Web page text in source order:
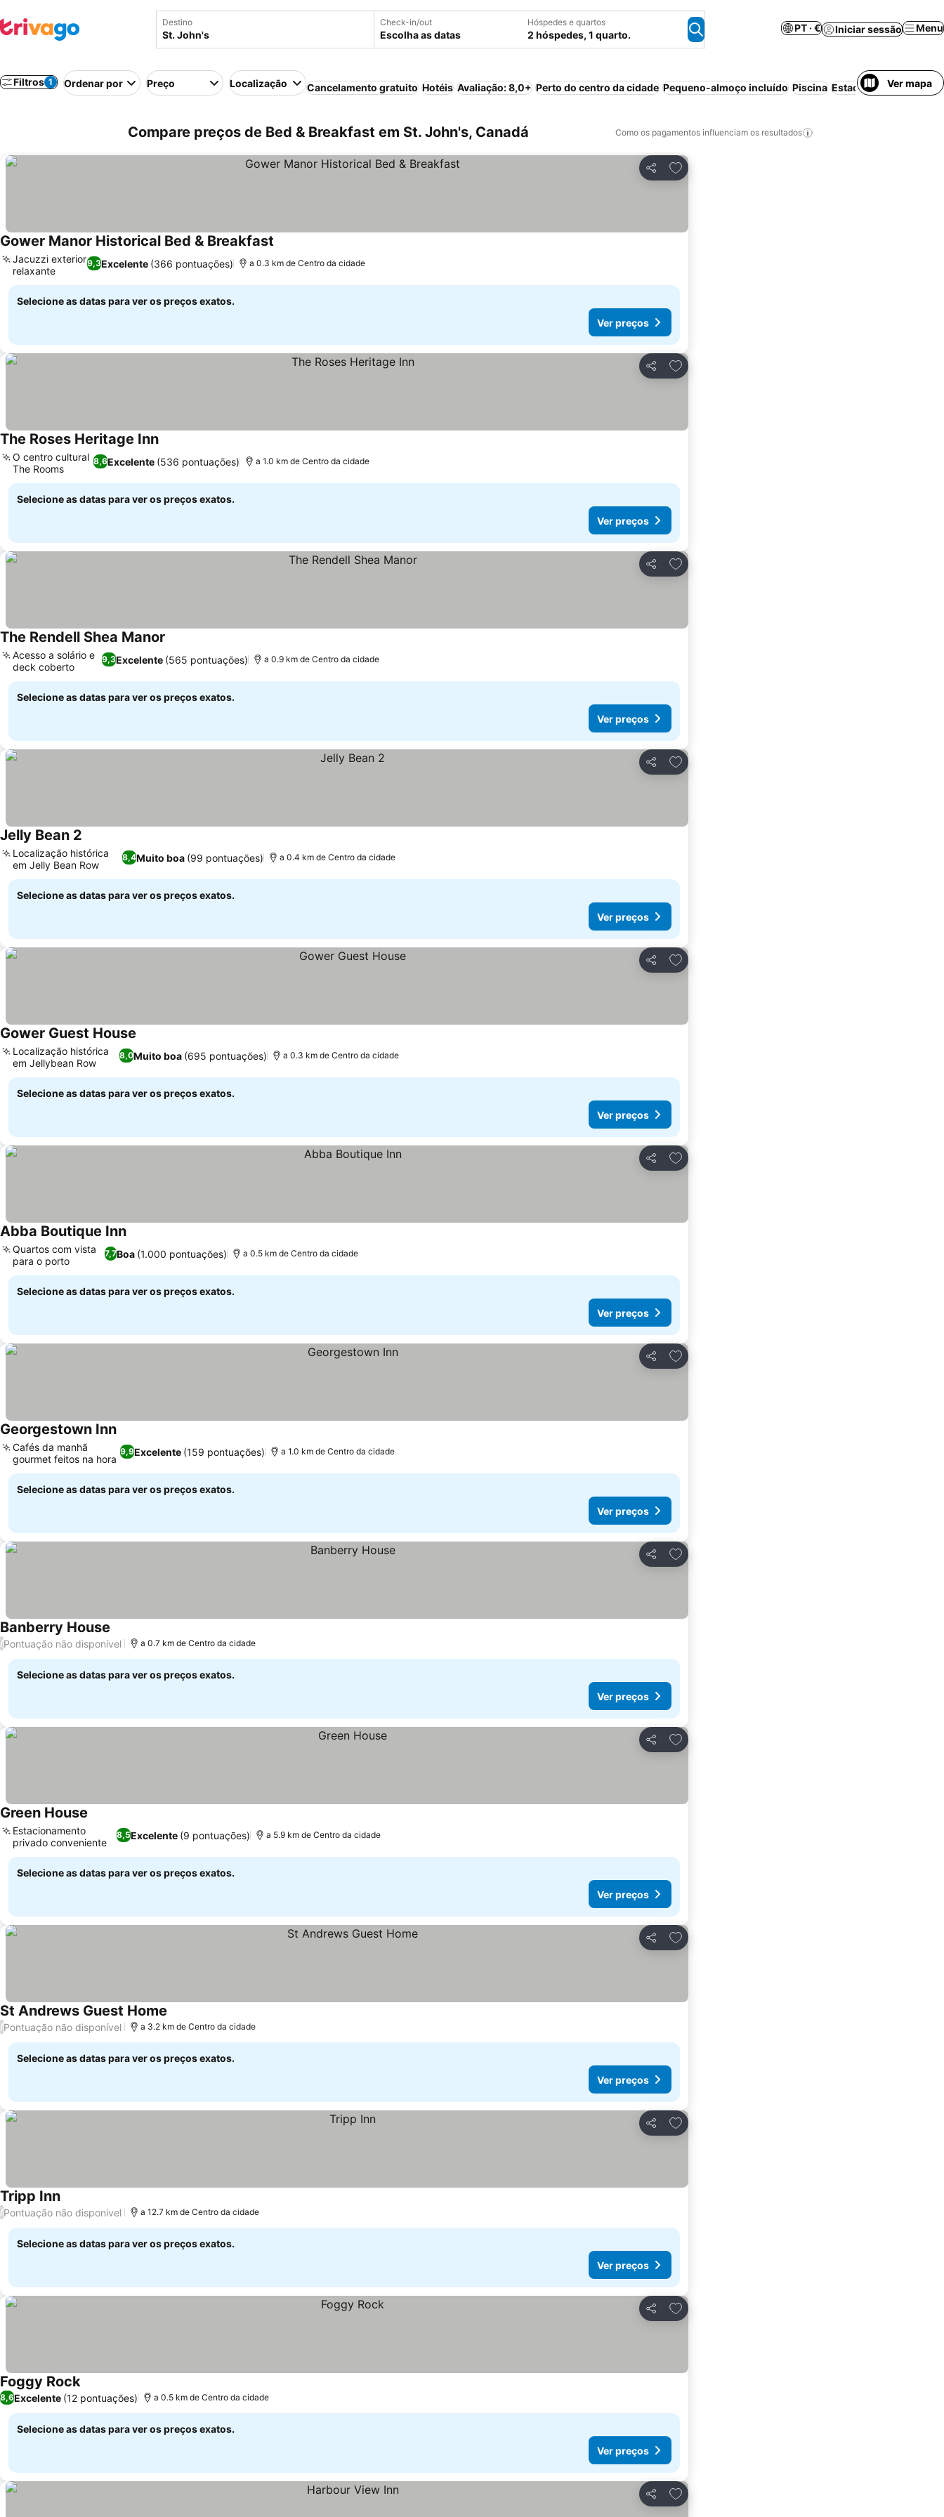
Destino Check-in/out
Escolha as datas
Hóspedes e quartos
2 hóspedes, 1 quarto.
PT · € Iniciar sessão Menu
Filtros 1 Ordenar por Preço Localização Cancelamento gratuito Hotéis Avaliação: 8,0+ Perto do centro da cidade Pequeno-almoço incluído Piscina EstacionamentoVer mapa
Compare preços de Bed & Breakfast em St. John's, Canadá Como os pagamentos influenciam os resultados
Partilhar
Adicionar aos favoritos
Gower Manor Historical Bed & Breakfast
9,3Excelente (366 pontuações)
Jacuzzi exterior
relaxante
a 0.3 km de Centro da cidade
Selecione as datas para ver os preços exatos.
Ver preços
Partilhar
Adicionar aos favoritos
The Roses Heritage Inn
8,6Excelente (536 pontuações)
O centro cultural
The Rooms
a 1.0 km de Centro da cidade
Selecione as datas para ver os preços exatos.
Ver preços
Partilhar
Adicionar aos favoritos
The Rendell Shea Manor
9,3Excelente (565 pontuações)
Acesso a solário e
deck coberto
a 0.9 km de Centro da cidade
Selecione as datas para ver os preços exatos.
Ver preços
Partilhar
Adicionar aos favoritos
Jelly Bean 2
8,4Muito boa (99 pontuações)
Localização histórica
em Jelly Bean Row
a 0.4 km de Centro da cidade
Selecione as datas para ver os preços exatos.
Ver preços
Partilhar
Adicionar aos favoritos
Gower Guest House
8,0Muito boa (695 pontuações)
Localização histórica
em Jellybean Row
a 0.3 km de Centro da cidade
Selecione as datas para ver os preços exatos.
Ver preços
Partilhar
Adicionar aos favoritos
Abba Boutique Inn
7,7Boa (1.000 pontuações)
Quartos com vista
para o porto
a 0.5 km de Centro da cidade
Selecione as datas para ver os preços exatos.
Ver preços
Partilhar
Adicionar aos favoritos
Georgestown Inn
9,9Excelente (159 pontuações)
Cafés da manhã
gourmet feitos na hora
a 1.0 km de Centro da cidade
Selecione as datas para ver os preços exatos.
Ver preços
Partilhar
Adicionar aos favoritos
Banberry House
/Pontuação não disponível a 0.7 km de Centro da cidade
Selecione as datas para ver os preços exatos.
Ver preços
Partilhar
Adicionar aos favoritos
Green House
8,5Excelente (9 pontuações)
Estacionamento
privado conveniente
a 5.9 km de Centro da cidade
Selecione as datas para ver os preços exatos.
Ver preços
Partilhar
Adicionar aos favoritos
St Andrews Guest Home
/Pontuação não disponível a 3.2 km de Centro da cidade
Selecione as datas para ver os preços exatos.
Ver preços
Partilhar
Adicionar aos favoritos
Tripp Inn
/Pontuação não disponível a 12.7 km de Centro da cidade
Selecione as datas para ver os preços exatos.
Ver preços
Partilhar
Adicionar aos favoritos
Foggy Rock
8,6Excelente (12 pontuações) a 0.5 km de Centro da cidade
Selecione as datas para ver os preços exatos.
Ver preços
Partilhar
Adicionar aos favoritos